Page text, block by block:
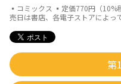
▪コミックス ▪定価770円（10%
売日は書店、各電子ストアによっ
第